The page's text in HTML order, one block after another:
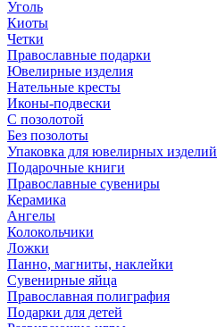
Уголь
Киоты
Четки
Православные подарки
Ювелирные изделия
Нательные кресты
Иконы-подвески
С позолотой
Без позолоты
Упаковка для ювелирных изделий
Подарочные книги
Православные сувениры
Керамика
Ангелы
Колокольчики
Ложки
Панно, магниты, наклейки
Сувенирные яйца
Православная полиграфия
Подарки для детей